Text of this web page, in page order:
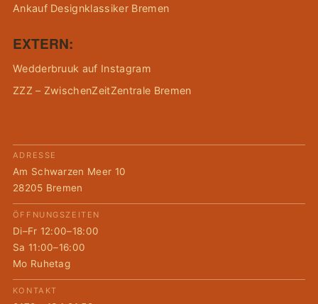
Ankauf Designklassiker Bremen
EXTERN:
Wedderbruuk auf Instagram
ZZZ – ZwischenZeitZentrale Bremen
ADRESSE
Am Schwarzen Meer 10
28205 Bremen
ÖFFNUNGSZEITEN
Di–Fr 12:00–18:00
Sa 11:00–16:00
Mo Ruhetag
KONTAKT